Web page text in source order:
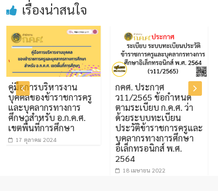
เรื่องน่าสนใจ
รบริหารงาน
องข้าราชการครู
ลากรทางการ
ำหรับ อ.ก.ค.ศ.
ที่การศึกษา
าคม 2024
กคศ. ประกาศ
ว11/2565 ข้อกำหนด
ตามระเบียบ ก.ค.ศ. ว่า
ด้วยระบบทะเบียน
ประวัติข้าราชการครูและ
บุคลากรทางการศึกษา
อิเล็กทรอนิกส์ พ.ศ.
18 เมษายน 2022
ว29/
มาตร
คณะก